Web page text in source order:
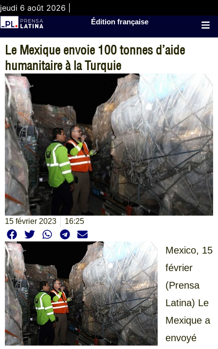
jeudi 6 août 2026 |
Édition française
Le Mexique envoie 100 tonnes d’aide
humanitaire à la Turquie
15 février 2023 16:25
Mexico, 15
février
(Prensa
Latina) Le
Mexique a
envoyé